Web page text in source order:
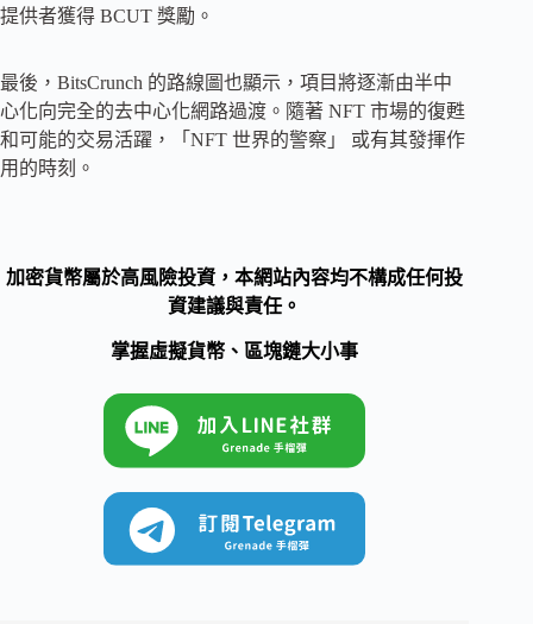
提供者獲得 BCUT 獎勵。
最後，BitsCrunch 的路線圖也顯示，項目將逐漸由半中
心化向完全的去中心化網路過渡。隨著 NFT 市場的復甦
和可能的交易活躍，「NFT 世界的警察」 或有其發揮作
用的時刻。
加密貨幣屬於高風險投資，本網站內容均不構成任何投
資建議與責任。
掌握虛擬貨幣、區塊鏈大小事